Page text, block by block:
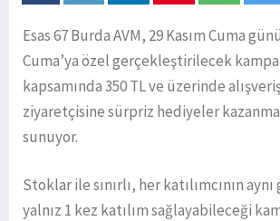
Esas 67 Burda AVM, 29 Kasım Cuma
Cuma’ya özel gerçekleştirilecek
kapsamında 350 TL ve üzerinde
ziyaretçisine sürpriz hediyeler kazanma
sunuyor.
Stoklar ile sınırlı, her katılımcının
yalnız 1 kez katılım sağlayabileceği